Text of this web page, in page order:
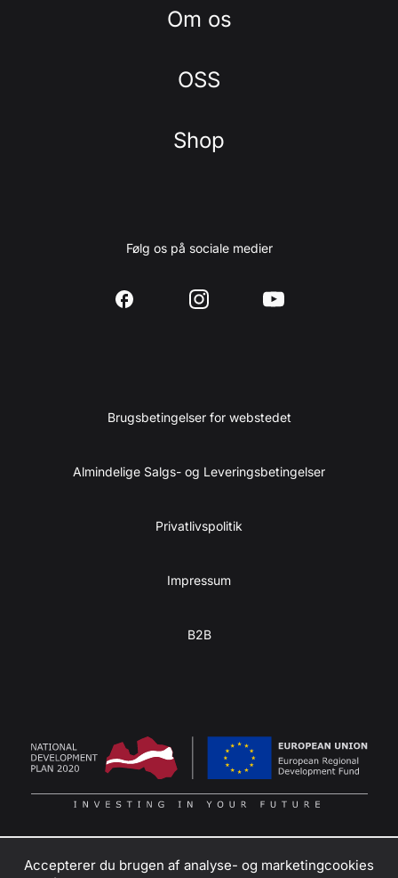
Om os
OSS
Shop
Følg os på sociale medier
Brugsbetingelser for webstedet
Almindelige Salgs- og Leveringsbetingelser
Privatlivspolitik
Impressum
B2B
Accepterer du brugen af ​​analyse- og marketingcookies